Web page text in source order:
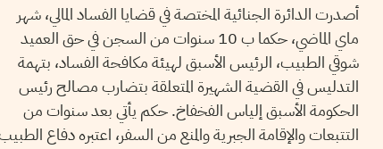
أصدرت الدائرة الجنائية المختصة في قضايا الفساد المالي، شهر
ماي الماضي، حكما ب 10 سنوات من السجن في حق العميد
شوقي الطبيب، الرئيس الأسبق لهيئة مكافحة الفساد، بتهمة
التدليس في القضية الشهيرة المتعلقة بتضارب مصالح رئيس
الحكومة الأسبق إلياس الفخفاخ. حكم يأتي بعد سنوات من
التتبعات والإقامة الجبرية والمنع من السفر، اعتبره دفاع